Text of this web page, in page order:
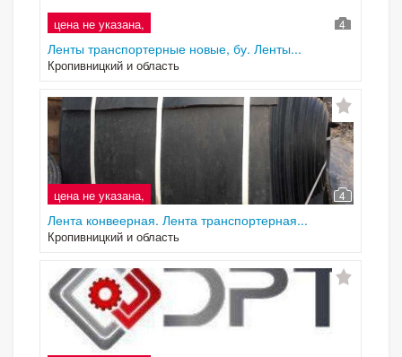
цена не указана, 4
Ленты транспортерные новые, бу. Ленты...
Кропивницкий и область
цена не указана, 4
Лента конвеерная. Лента транспортерная...
Кропивницкий и область